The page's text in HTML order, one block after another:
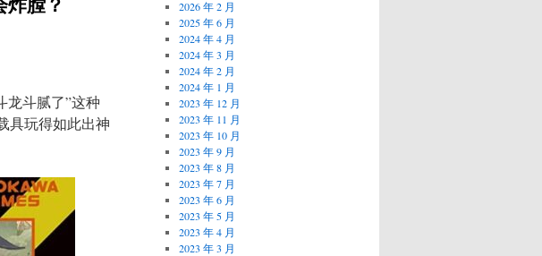
龙斗腻了”这种
具玩得如此出神
2026 年 2 月
2025 年 6 月
2024 年 4 月
2024 年 3 月
2024 年 2 月
2024 年 1 月
2023 年 12 月
2023 年 11 月
2023 年 10 月
2023 年 9 月
2023 年 8 月
2023 年 7 月
2023 年 6 月
2023 年 5 月
2023 年 4 月
2023 年 3 月